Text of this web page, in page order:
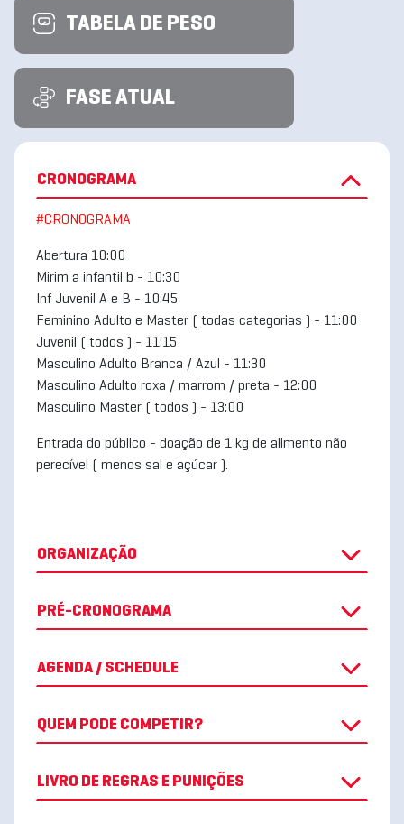
TABELA DE PESO
FASE ATUAL
CRONOGRAMA
#CRONOGRAMA
Abertura 10:00
Mirim a infantil b - 10:30
Inf Juvenil A e B - 10:45
Feminino Adulto e Master ( todas categorias ) - 11:00
Juvenil ( todos ) - 11:15
Masculino Adulto Branca / Azul - 11:30
Masculino Adulto roxa / marrom / preta - 12:00
Masculino Master ( todos ) - 13:00
Entrada do público - doação de 1 kg de alimento não
perecível ( menos sal e açúcar ).
ORGANIZAÇÃO
PRÉ-CRONOGRAMA
AGENDA / SCHEDULE
QUEM PODE COMPETIR?
LIVRO DE REGRAS E PUNIÇÕES